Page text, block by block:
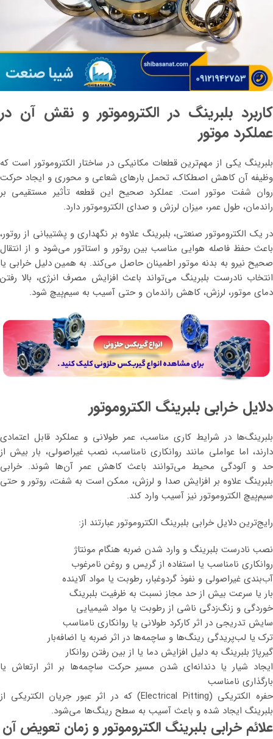
کاربرد بلبرینگ در الکتروموتور و نقش آن در
عملکرد موتور
بلبرینگ یکی از مهم‌ترین قطعات مکانیکی در ساختار الکتروموتور است که
وظیفه آن کاهش اصطکاک، تحمل بارهای شعاعی و محوری و ایجاد حرکت
روان شفت موتور است. عملکرد صحیح این قطعه تأثیر مستقیمی بر
راندمان، طول عمر، میزان لرزش و صدای الکتروموتور دارد.
در یک الکتروموتور صنعتی، بلبرینگ علاوه بر نگهداری و پشتیبانی از روتور،
باعث حفظ فاصله هوایی مناسب بین روتور و استاتور می‌شود و از انتقال
صحیح نیرو به بدنه موتور اطمینان حاصل می‌کند. به همین دلیل خرابی یا
انتخاب نادرست بلبرینگ می‌تواند باعث افزایش مصرف انرژی، بالا رفتن
دمای موتور، لرزش، کاهش راندمان و حتی آسیب به سیم‌پیچ شود.
دلایل خرابی بلبرینگ الکتروموتور
بلبرینگ‌ها در شرایط کاری مناسب، عمر طولانی و عملکرد قابل اعتمادی
دارند، اما عواملی مانند روانکاری نامناسب، نصب غیراصولی، بار بیش از
حد و آلودگی محیط می‌توانند باعث کاهش عمر آن‌ها شوند. خرابی
بلبرینگ علاوه بر افزایش صدا و لرزش، ممکن است به شفت، روتور و حتی
سیم‌پیچ الکتروموتور نیز آسیب وارد کند.
رایج‌ترین دلایل خرابی بلبرینگ الکتروموتور عبارتند از:
نصب نادرست بلبرینگ و وارد شدن ضربه هنگام مونتاژ
روانکاری نامناسب یا استفاده از گریس و روغن نامرغوب
آب‌بندی غیراصولی و نفوذ گردوغبار، رطوبت یا مواد آلاینده
بار یا سرعت بیش از حد مجاز نسبت به ظرفیت بلبرینگ
خوردگی و زنگ‌زدگی ناشی از رطوبت یا مواد شیمیایی
سایش تدریجی در اثر کارکرد طولانی یا روانکاری نامناسب
ترک یا لب‌پریدگی رینگ‌ها و ساچمه‌ها در اثر ضربه یا اضافه‌بار
گیرپاژ بلبرینگ به دلیل افزایش دما یا از بین رفتن روانکار
ایجاد شیار یا دندانه‌ای شدن مسیر حرکت ساچمه‌ها بر اثر ارتعاش یا
بارگذاری نامناسب
حفره الکتریکی (Electrical Pitting) که در اثر عبور جریان الکتریکی از
بلبرینگ ایجاد شده و باعث آسیب به سطح رینگ‌ها می‌شود.
علائم خرابی بلبرینگ الکتروموتور و زمان تعویض آن